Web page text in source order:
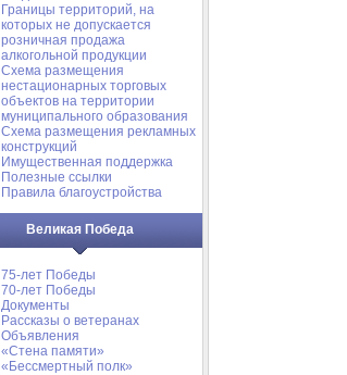
Границы территорий, на
которых не допускается
розничная продажа
алкогольной продукции
Схема размещения
нестационарных торговых
объектов на территории
муниципального образования
Схема размещения рекламных
конструкций
Имущественная поддержка
Полезные ссылки
Правила благоустройства
Великая Победа
75-лет Победы
70-лет Победы
Документы
Рассказы о ветеранах
Объявления
«Стена памяти»
«Бессмертный полк»